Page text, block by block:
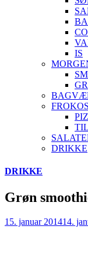
IS
DRIKKE
Skip
content
DRIKKE
Grøn
15. januar 201414.